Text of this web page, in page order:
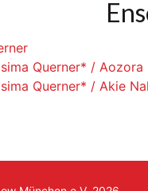
Querner* / Aozora
Querner* / Akie